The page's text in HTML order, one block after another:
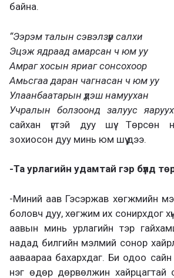
байна.
“Ээрэм талын сэвэлзүүр салхи
Эцэж ядраад амарсан ч юм уу
Амраг хосын яриаг сонсохоор
Амьсгаа даран чагнасан ч юм уу
Улаанбаатарын үдэш намуухан
Учралын болзоонд залуус
сайхан үгтэй дуу шүү. Төрсөн
зохиосон дуу минь юм шүү дээ.
-Та урлагийн удамтай гэр бүлд
-Миний аав Гэсэржав хөгжмийн
боловч дуу, хөгжим их сонирхдог
аавын минь урлагийн тэр
надад билгийн мэлмий сонор
ааваараа бахархдаг. Би одоо
нэг өдөр дөрвөлжин хайрцагтай